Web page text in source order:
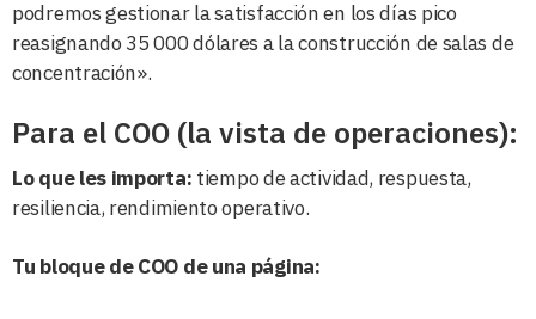
podremos gestionar la satisfacción en los días pico
reasignando 35 000 dólares a la construcción de salas de
concentración».
Para el COO (la vista de operaciones):
Lo que les importa: tiempo de actividad, respuesta,
resiliencia, rendimiento operativo.
Tu bloque de COO de una página: